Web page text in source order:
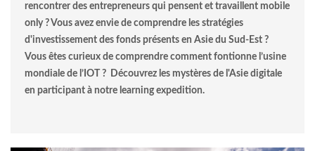
rencontrer des entrepreneurs qui pensent et travaillent mobile
only ? Vous avez envie de comprendre les stratégies
d'investissement des fonds présents en Asie du Sud-Est ?
Vous êtes curieux de comprendre comment fontionne l’usine
mondiale de l’IOT ? Découvrez les mystères de l'Asie digitale
en participant à notre learning expedition.